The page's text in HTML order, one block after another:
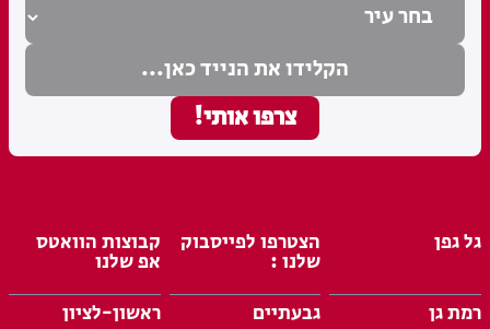
גל גפן הצטרפו לפייסבוק
שלנו :
קבוצות הוואטס
אפ שלנו
רמת גן
גבעתיים
ראשון-לציון